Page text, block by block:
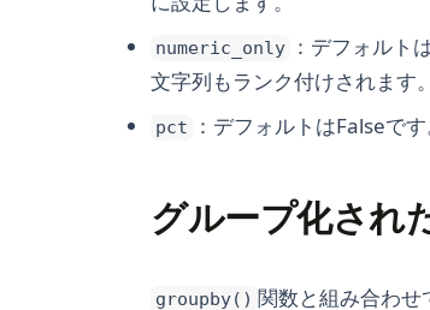
numeric_only
：デフォルト
文字列もランク付けされます。
pct ：デフォルトはFalseで
グループ化され
groupby() 関数と組み合わせ